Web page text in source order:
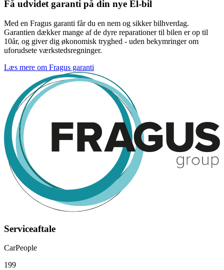
Få udvidet garanti på din nye El-bil
Med en Fragus garanti får du en nem og sikker bilhverdag.
Garantien dækker mange af de dyre reparationer til bilen er op til
10år, og giver dig økonomisk tryghed - uden bekymringer om
uforudsete værkstedsregninger.
Læs mere om Fragus garanti
Serviceaftale
CarPeople
199